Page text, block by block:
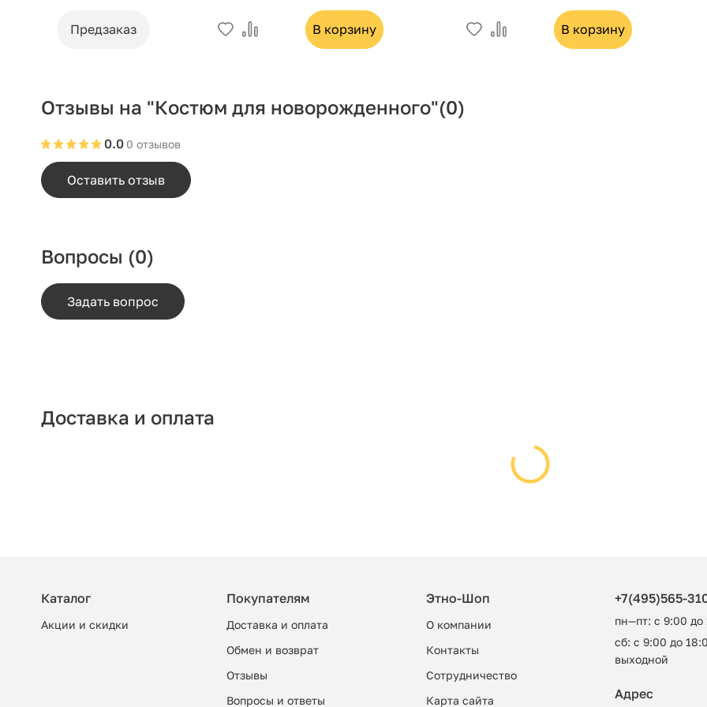
Предзаказ В корзину В корзину
Отзывы на "Костюм для новорожденного"(0)
0 отзывов
0.0
Оставить отзыв
Вопросы (0)
Задать вопрос
Доставка и оплата
Каталог
Акции и скидки
Покупателям
Доставка и оплата
Обмен и возврат
Отзывы
Вопросы и ответы
Этно-Шоп
О компании
Контакты
Сотрудничество
Карта сайта
+7(495)565-
пн—пт: с 9:00 до
сб: с 9:00 до
выходной
Адрес